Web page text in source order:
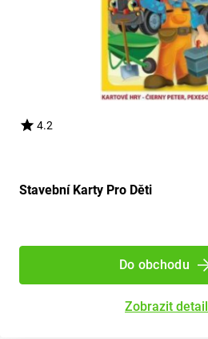
4.2
Stavební Karty Pro Děti
Do obchodu
Zobrazit detail